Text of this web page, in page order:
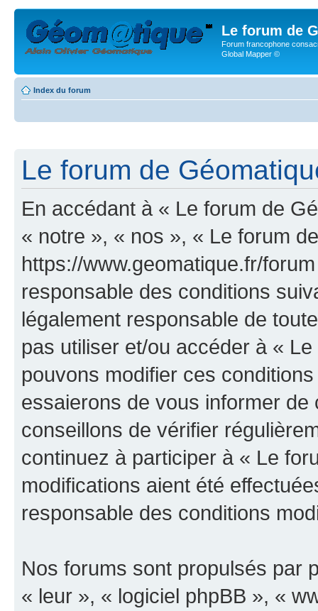
Le forum de
Forum francophone
Global Mapper ©
Index du forum
Le forum de
En accédant à « Le forum de
« notre », « nos », « Le forum
https://www.geomatique.fr/
responsable des conditions
légalement responsable de
pas utiliser et/ou accéder à «
pouvons modifier ces
essaierons de vous informer
conseillons de vérifier
continuez à participer à « Le
modifications aient été
responsable des conditions
Nos forums sont propulsés par
« leur », « logiciel phpBB », «